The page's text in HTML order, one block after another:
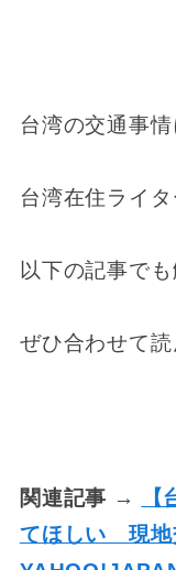
台湾の交通事情
台湾在住ライ
以下の記事で
ぜひ合わせて読
関連記事 →
てほしい 現地